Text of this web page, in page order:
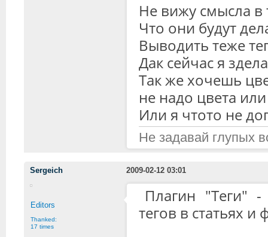
Не вижу смысла в
Что они будут
Выводить теже
Дак сейчас я
Так же хочешь
не надо цвета
Или я чтото не
Не задавай глупых
Sergeich 2009-02-12 03:01
Editors
Thanked:
17 times
Плагин "Теги"
тегов в статьях